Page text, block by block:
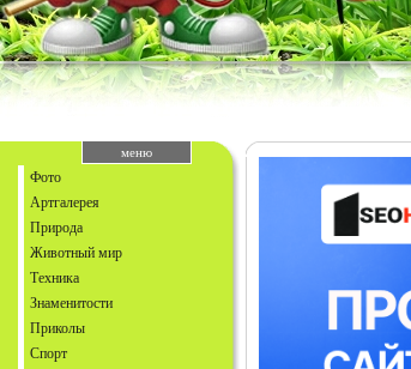
меню
Фото
Артгалерея
Природа
Животный мир
Техника
Знаменитости
Приколы
Спорт